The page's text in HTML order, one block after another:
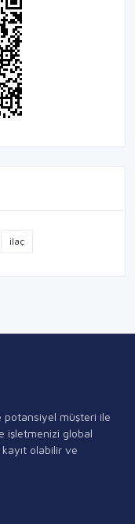
ilaç
potansiyel müşteri ile
işletmenizi global
olabilir ve